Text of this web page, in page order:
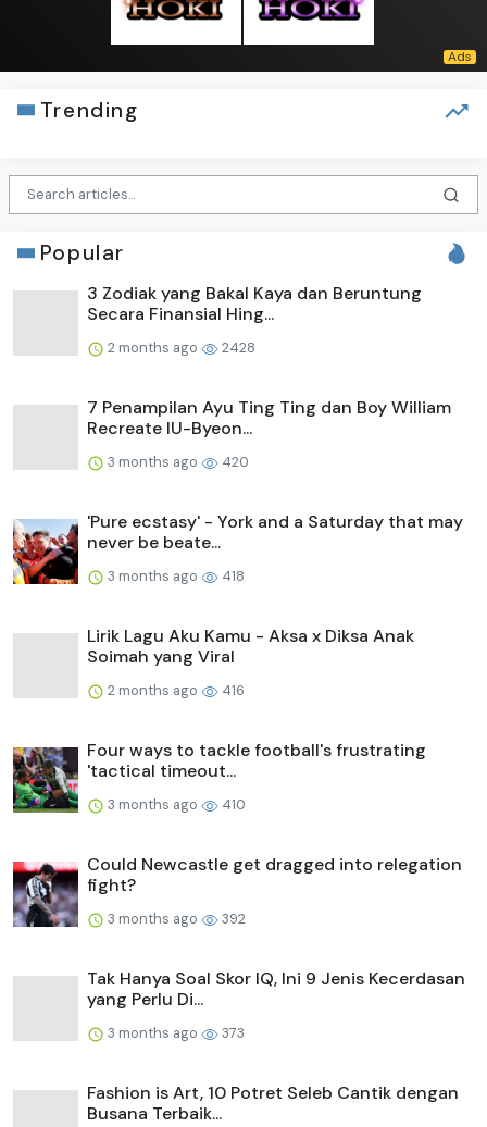
Trending
Popular
3 Zodiak yang Bakal Kaya dan Beruntung
Secara Finansial Hing...
2 months ago 2428
7 Penampilan Ayu Ting Ting dan Boy William
Recreate IU-Byeon...
3 months ago 420
'Pure ecstasy' - York and a Saturday that may
never be beate...
3 months ago 418
Lirik Lagu Aku Kamu - Aksa x Diksa Anak
Soimah yang Viral
2 months ago 416
Four ways to tackle football's frustrating
'tactical timeout...
3 months ago 410
Could Newcastle get dragged into relegation
fight?
3 months ago 392
Tak Hanya Soal Skor IQ, Ini 9 Jenis Kecerdasan
yang Perlu Di...
3 months ago 373
Fashion is Art, 10 Potret Seleb Cantik dengan
Busana Terbaik...